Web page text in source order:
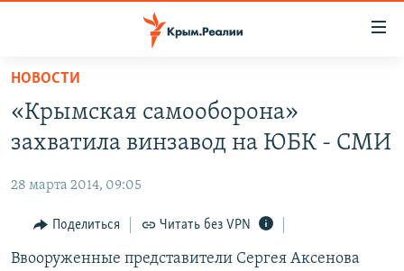
Вернуться
основному
содержанию
навигации
Вернутся
СПЕЦПРОЕКТЫ
КАРТА ВОЕННЫХ ОБЪЕКТОВ КРЫМА
11 ЛЕТ ОККУПАЦИИ КРЫМА. 11 ИСТОРИЙ СОПРОТИВЛЕНИЯ
ИСТОРИЯ
ЕЩЕ
ИНТЕРАКТИВ
РАДІО СВОБОДА
НОВОСТИ
«Крымская самооборона»
захватила винзавод на ЮБК - СМИ
28 марта 2014, 09:05
Поделиться Читать без VPN
Ввооруженные представители Сергея Аксенова